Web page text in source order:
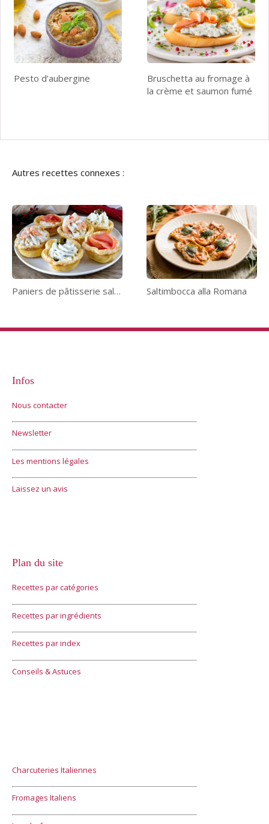
Pesto d’aubergine
Bruschetta au fromage à
la crème et saumon fumé
Autres recettes connexes :
Paniers de pâtisserie salés Saltimbocca alla Romana
Infos
Nous contacter
Newsletter
Les mentions légales
Laissez un avis
Plan du site
Recettes par catégories
Recettes par ingrédients
Recettes par index
Conseils & Astuces
Charcuteries Italiennes
Fromages Italiens